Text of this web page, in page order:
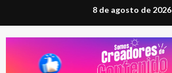
al
contenido
8 de agosto de 2026